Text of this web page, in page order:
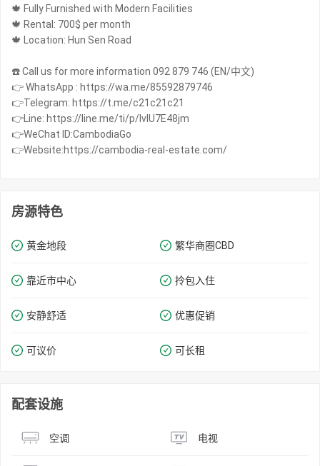
🍁 Fully Furnished with Modern Facilities
🍁 Rental: 700$ per month
🍁 Location: Hun Sen Road
☎️ Call us for more information 092 879 746 (EN/中文)
👉 WhatsApp : https://wa.me/85592879746
👉Telegram: https://t.me/c21c21c21
👉Line: https://line.me/ti/p/IvIU7E48jm
👉WeChat ID:CambodiaGo
👉Website:https://cambodia-real-estate.com/
房源特色
黄金地段 繁华商圈​​CBD
靠近市中心 拎包入住
安静舒适 优惠促销
可议价 可长租
配套设施
空调 电视